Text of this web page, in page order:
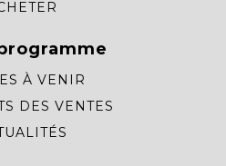
À VENIR
DES VENTES